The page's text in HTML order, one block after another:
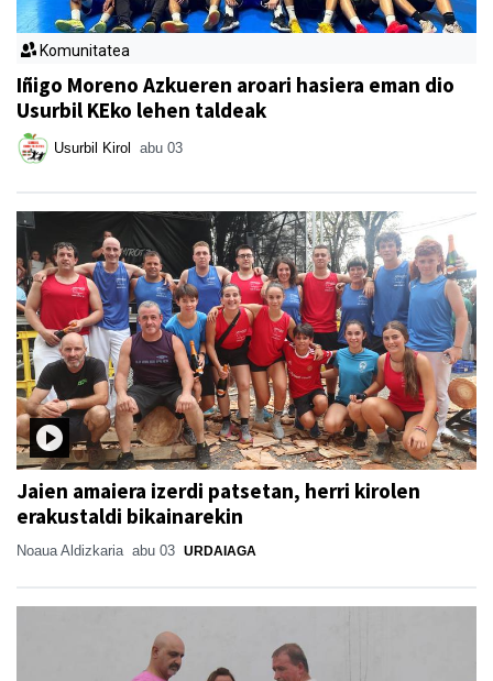
Komunitatea
Iñigo Moreno Azkueren aroari hasiera eman dio
Usurbil KEko lehen taldeak
Usurbil Kirol abu 03
Jaien amaiera izerdi patsetan, herri kirolen
erakustaldi bikainarekin
Noaua Aldizkaria abu 03 URDAIAGA